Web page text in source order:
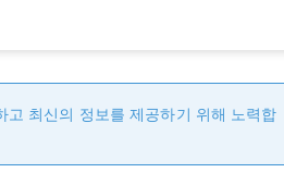
최신의 정보를 제공하기 위해 노력합